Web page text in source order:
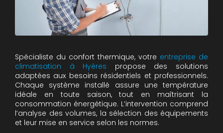
Spécialiste du confort thermique, votre entreprise de
climatisation à Hyères propose des solutions
adaptées aux besoins résidentiels et professionnels.
Chaque système installé assure une température
idéale en toute saison, tout en maîtrisant la
consommation énergétique. L’intervention comprend
l’analyse des volumes, la sélection des équipements
et leur mise en service selon les normes.